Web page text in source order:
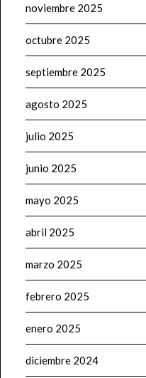
noviembre 2025
octubre 2025
septiembre 2025
agosto 2025
julio 2025
junio 2025
mayo 2025
abril 2025
marzo 2025
febrero 2025
enero 2025
diciembre 2024